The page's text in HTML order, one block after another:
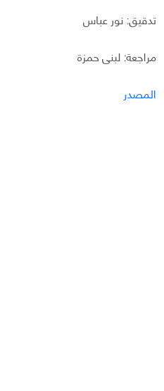
تدقيق: نور عباس
مراجعة: لبنى حمزة
المصدر